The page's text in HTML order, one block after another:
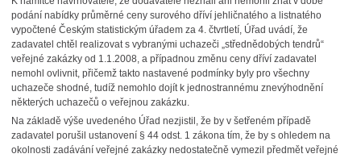
podání nabídky průměrné ceny surového dříví jehličnatého a listnatého
vypočtené Českým statistickým úřadem za 4. čtvrtletí, Úřad uvádí, že
zadavatel chtěl realizovat s vybranými uchazeči „střednědobých tendrů“
veřejné zakázky od 1.1.2008, a případnou změnu ceny dříví zadavatel
nemohl ovlivnit, přičemž takto nastavené podmínky byly pro všechny
uchazeče shodné, tudíž nemohlo dojít k jednostrannému znevýhodnění
některých uchazečů o veřejnou zakázku.
Na základě výše uvedeného Úřad nezjistil, že by v šetřeném případě
zadavatel porušil ustanovení § 44 odst. 1 zákona tím, že by s ohledem na
okolnosti zadávání veřejné zakázky nedostatečně vymezil předmět veřejné